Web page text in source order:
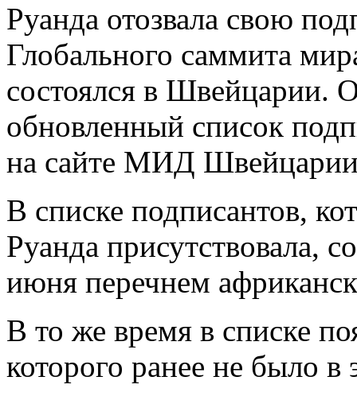
Руанда отозвала свою
Глобального саммита
состоялся в Швейцарии.
обновленный список
на сайте МИД
В списке подписантов,
Руанда присутствовала,
июня перечнем
В то же время в списке
которого ранее не было в